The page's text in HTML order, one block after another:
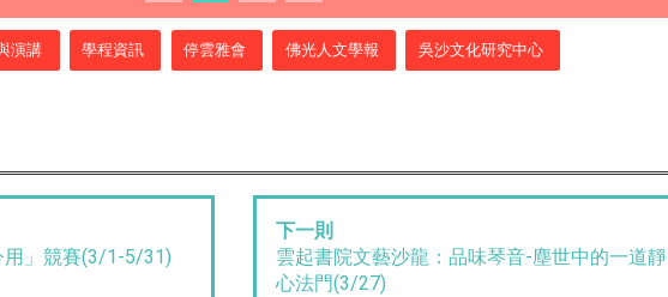
演講 學程資訊 停雲雅會 佛光人文學報 吳沙文化研究中心
用」競賽(3/1-5/31)
下一則
雲起書院文藝沙龍：品味琴音-塵世中的一道靜
心法門(3/27)